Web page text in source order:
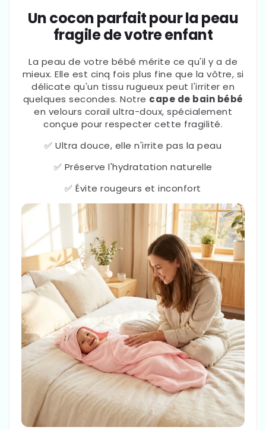
Un cocon parfait pour la peau
fragile de votre enfant
La peau de votre bébé mérite ce qu'il y a de
mieux. Elle est cinq fois plus fine que la vôtre, si
délicate qu'un tissu rugueux peut l'irriter en
quelques secondes. Notre cape de bain bébé
en velours corail ultra-doux, spécialement
conçue pour respecter cette fragilité.
✅ Ultra douce, elle n'irrite pas la peau
✅ Préserve l'hydratation naturelle
✅ Évite rougeurs et inconfort